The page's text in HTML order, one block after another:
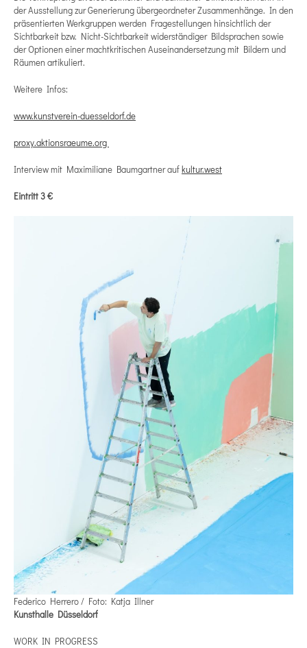
der Ausstellung zur Generierung übergeordneter Zusammenhänge. In den
präsentierten Werkgruppen werden Fragestellungen hinsichtlich der
Sichtbarkeit bzw. Nicht-Sichtbarkeit widerständiger Bildsprachen sowie
der Optionen einer machtkritischen Auseinandersetzung mit Bildern und
Räumen artikuliert.
Weitere Infos:
www.kunstverein-duesseldorf.de
proxy.aktionsraeume.org
Interview mit Maximiliane Baumgartner aufkultur.west
Eintritt 3 €
Federico Herrero / Foto: Katja Illner
Kunsthalle Düsseldorf
WORK IN PROGRESS